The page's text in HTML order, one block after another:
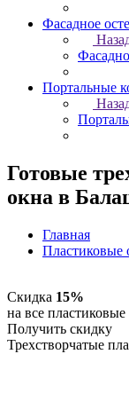
Фасадное
Портальные
Готовые
окна в
Главная
Пластиковые
Скидка 15%
на все пластиковые
Получить скидку
Трехстворчатые